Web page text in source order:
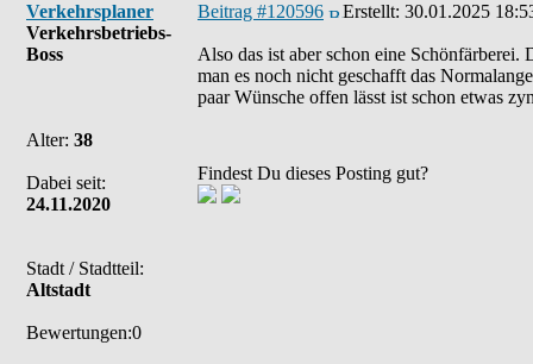
Verkehrsplaner
Verkehrsbetriebs-
Boss
Alter: 38
Dabei seit:
24.11.2020
Stadt / Stadtteil:
Altstadt
Bewertungen:0
Beitrag #120596 Erstellt: 30.01.2025
Also das ist aber schon eine
man es noch nicht geschafft das
paar Wünsche offen lässt ist schon etwas
Findest Du dieses Posting gut?